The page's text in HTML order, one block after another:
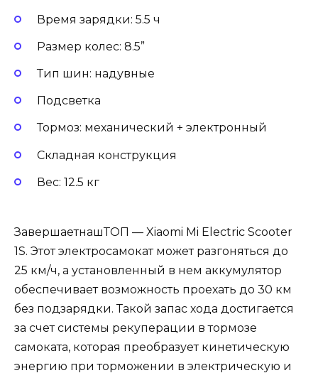
Время зарядки: 5.5 ч
Размер колес: 8.5”
Тип шин: надувные
Подсветка
Тормоз: механический + электронный
Складная конструкция
Вес: 12.5 кг
ЗавершаетнашТОП — Xiaomi Mi Electric Scooter
1S. Этот электросамокат может разгоняться до
25 км/ч, а установленный в нем аккумулятор
обеспечивает возможность проехать до 30 км
без подзарядки. Такой запас хода достигается
за счет системы рекуперации в тормозе
самоката, которая преобразует кинетическую
энергию при торможении в электрическую и